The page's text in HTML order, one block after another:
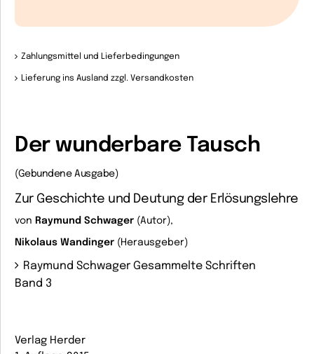
Zahlungsmittel und Lieferbedingungen
Lieferung ins Ausland zzgl. Versandkosten
Der wunderbare Tausch
(Gebundene Ausgabe)
Zur Geschichte und Deutung der Erlösungslehre
von Raymund Schwager (Autor),
Nikolaus Wandinger (Herausgeber)
Raymund Schwager Gesammelte Schriften
Band 3
Verlag Herder